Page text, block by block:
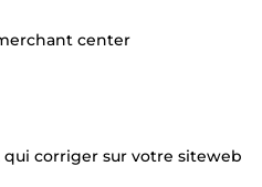
center
corriger sur votre siteweb